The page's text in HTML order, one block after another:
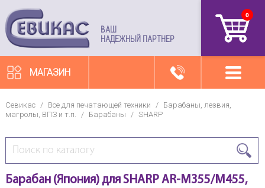
ВАШ
НАДЕЖНЫЙ ПАРТНЕР
0
МАГАЗИН
Севикас / Все для печатающей техники /
Барабаны, лезвия,
магролы, ВПЗ и т.п. / Барабаны / SHARP
Барабан (Япония) для SHARP AR-M355/M455,